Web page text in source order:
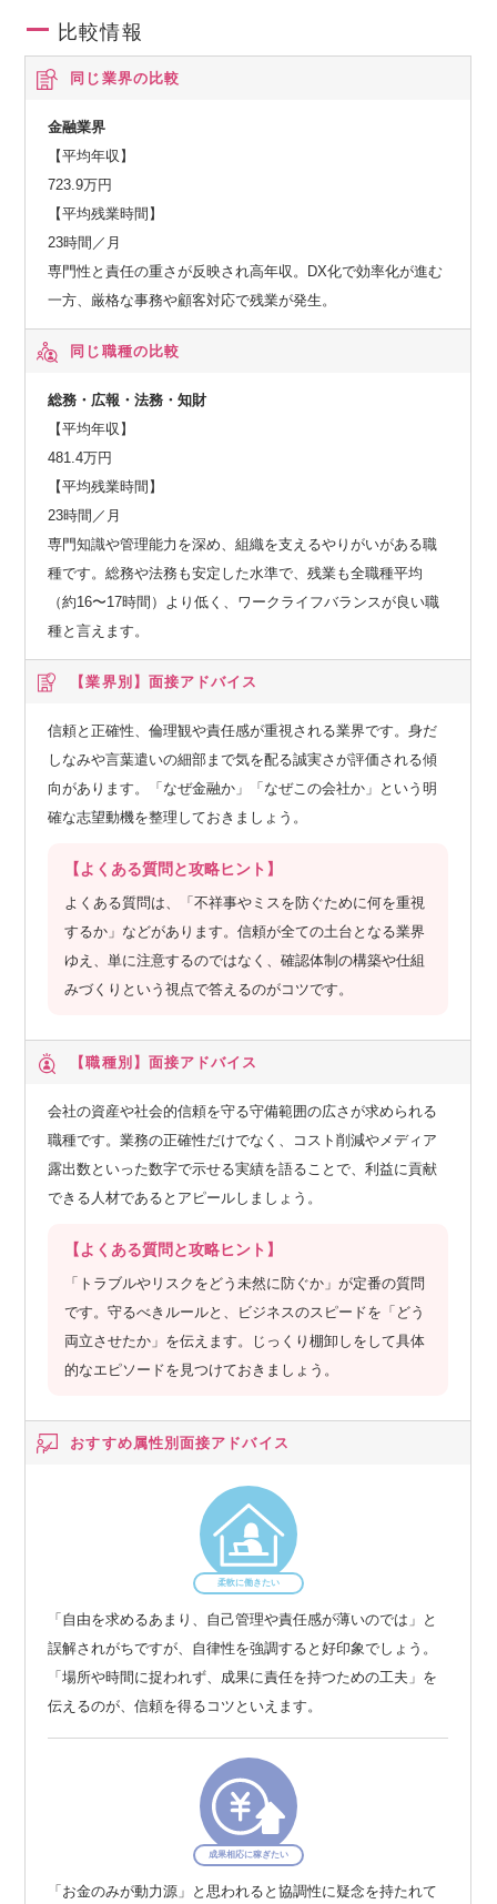
比較情報
同じ業界の比較
金融業界
【平均年収】
723.9万円
【平均残業時間】
23時間／月
専門性と責任の重さが反映され高年収。DX化で効率化が進む
一方、厳格な事務や顧客対応で残業が発生。
同じ職種の比較
総務・広報・法務・知財
【平均年収】
481.4万円
【平均残業時間】
23時間／月
専門知識や管理能力を深め、組織を支えるやりがいがある職
種です。総務や法務も安定した水準で、残業も全職種平均
（約16〜17時間）より低く、ワークライフバランスが良い職
種と言えます。
【業界別】 面接アドバイス
信頼と正確性、倫理観や責任感が重視される業界です。身だ
しなみや言葉遣いの細部まで気を配る誠実さが評価される傾
向があります。「なぜ金融か」「なぜこの会社か」という明
確な志望動機を整理しておきましょう。
【よくある質問と攻略ヒント】
よくある質問は、「不祥事やミスを防ぐために何を重視
するか」などがあります。信頼が全ての土台となる業界
ゆえ、単に注意するのではなく、確認体制の構築や仕組
みづくりという視点で答えるのがコツです。
【職種別】 面接アドバイス
会社の資産や社会的信頼を守る守備範囲の広さが求められる
職種です。業務の正確性だけでなく、コスト削減やメディア
露出数といった数字で示せる実績を語ることで、利益に貢献
できる人材であるとアピールしましょう。
【よくある質問と攻略ヒント】
「トラブルやリスクをどう未然に防ぐか」が定番の質問
です。守るべきルールと、ビジネスのスピードを「どう
両立させたか」を伝えます。じっくり棚卸しをして具体
的なエピソードを見つけておきましょう。
おすすめ属性別面接アドバイス
柔軟に働きたい
「自由を求めるあまり、自己管理や責任感が薄いのでは」と
誤解されがちですが、自律性を強調すると好印象でしょう。
「場所や時間に捉われず、成果に責任を持つための工夫」を
伝えるのが、信頼を得るコツといえます。
成果相応に稼ぎたい
「お金のみが動力源」と思われると協調性に疑念を持たれて